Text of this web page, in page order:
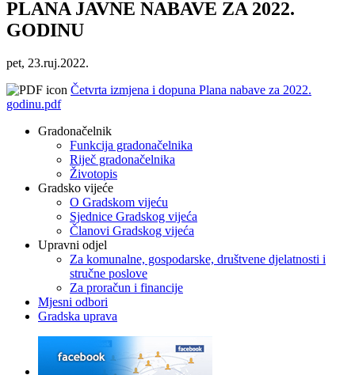
PLANA JAVNE NABAVE ZA 2022.
GODINU
pet, 23.ruj.2022.
Četvrta izmjena i dopuna Plana nabave za 2022.
godinu.pdf
Gradonačelnik
Funkcija gradonačelnika
Riječ gradonačelnika
Životopis
Gradsko vijeće
O Gradskom vijeću
Sjednice Gradskog vijeća
Članovi Gradskog vijeća
Upravni odjel
Za komunalne, gospodarske, društvene djelatnosti i
stručne poslove
Za proračun i financije
Mjesni odbori
Gradska uprava